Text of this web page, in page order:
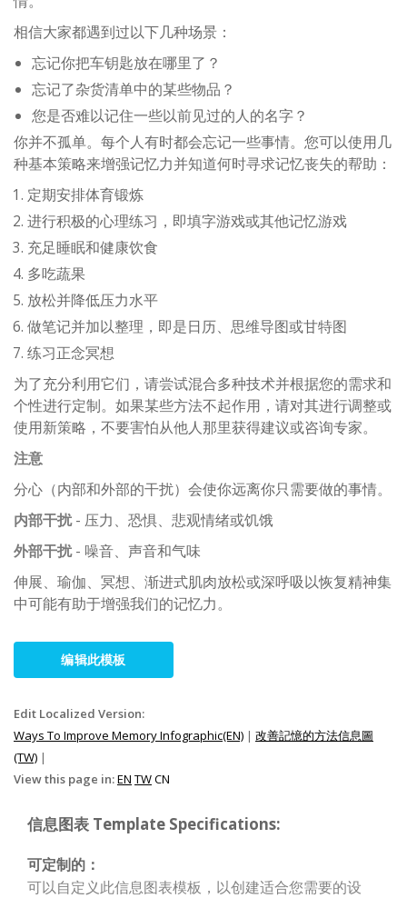
相信大家都遇到过以下几种场景：
忘记你把车钥匙放在哪里了？
忘记了杂货清单中的某些物品？
您是否难以记住一些以前见过的人的名字？
你并不孤单。每个人有时都会忘记一些事情。您可以使用几
种基本策略来增强记忆力并知道何时寻求记忆丧失的帮助：
定期安排体育锻炼
进行积极的心理练习，即填字游戏或其他记忆游戏
充足睡眠和健康饮食
多吃蔬果
放松并降低压力水平
做笔记并加以整理，即是日历、思维导图或甘特图
练习正念冥想
为了充分利用它们，请尝试混合多种技术并根据您的需求和
个性进行定制。如果某些方法不起作用，请对其进行调整或
使用新策略，不要害怕从他人那里获得建议或咨询专家。
注意
分心（内部和外部的干扰）会使你远离你只需要做的事情。
内部干扰- 压力、恐惧、悲观情绪或饥饿
外部干扰- 噪音、声音和气味
伸展、瑜伽、冥想、渐进式肌肉放松或深呼吸以恢复精神集
中可能有助于增强我们的记忆力。
编辑此模板
Edit Localized Version:
Ways To Improve Memory Infographic(EN) | 改善記憶的方法信息圖
(TW) |
View this page in:EN TWCN
信息图表 Template Specifications:
可定制的：
可以自定义此信息图表模板，以创建适合您需要的设